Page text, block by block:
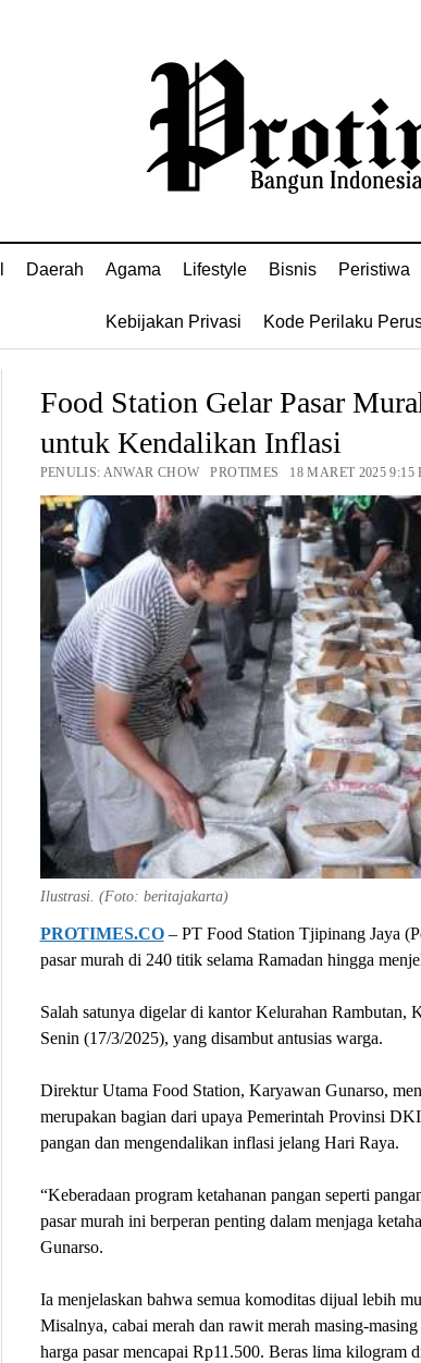
Daerah Agama Lifestyle Bisnis Peristiwa
Kebijakan Privasi Kode Perilaku
Food Station Gelar Pasar
untuk Kendalikan Inflasi
PENULIS: ANWAR CHOW PROTIMES 18 MARET 2025 9:15
Ilustrasi. (Foto: beritajakarta)
PROTIMES.CO– PT Food Station Tjipinang Jaya
pasar murah di 240 titik selama Ramadan hingga
Salah satunya digelar di kantor Kelurahan Rambutan,
Senin (17/3/2025), yang disambut antusias warga.
Direktur Utama Food Station, Karyawan Gunarso,
merupakan bagian dari upaya Pemerintah Provinsi
pangan dan mengendalikan inflasi jelang Hari Raya.
“Keberadaan program ketahanan pangan seperti
pasar murah ini berperan penting dalam menjaga
Gunarso.
Ia menjelaskan bahwa semua komoditas dijual lebih
Misalnya, cabai merah dan rawit merah masing-
harga pasar mencapai Rp11.500. Beras lima